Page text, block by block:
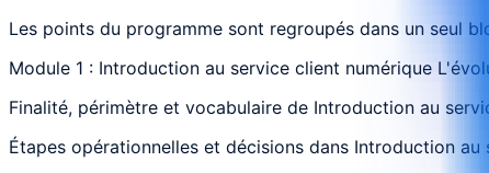
Les points du programme sont regroupés dans un seul
Module 1 : Introduction au service client numérique
Finalité, périmètre et vocabulaire de Introduction au
Étapes opérationnelles et décisions dans Introduction